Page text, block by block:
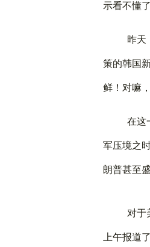
示看不懂了
昨天
策的韩国
鲜！对嘛
在这
军压境之
朗普甚至
对于
上午报道